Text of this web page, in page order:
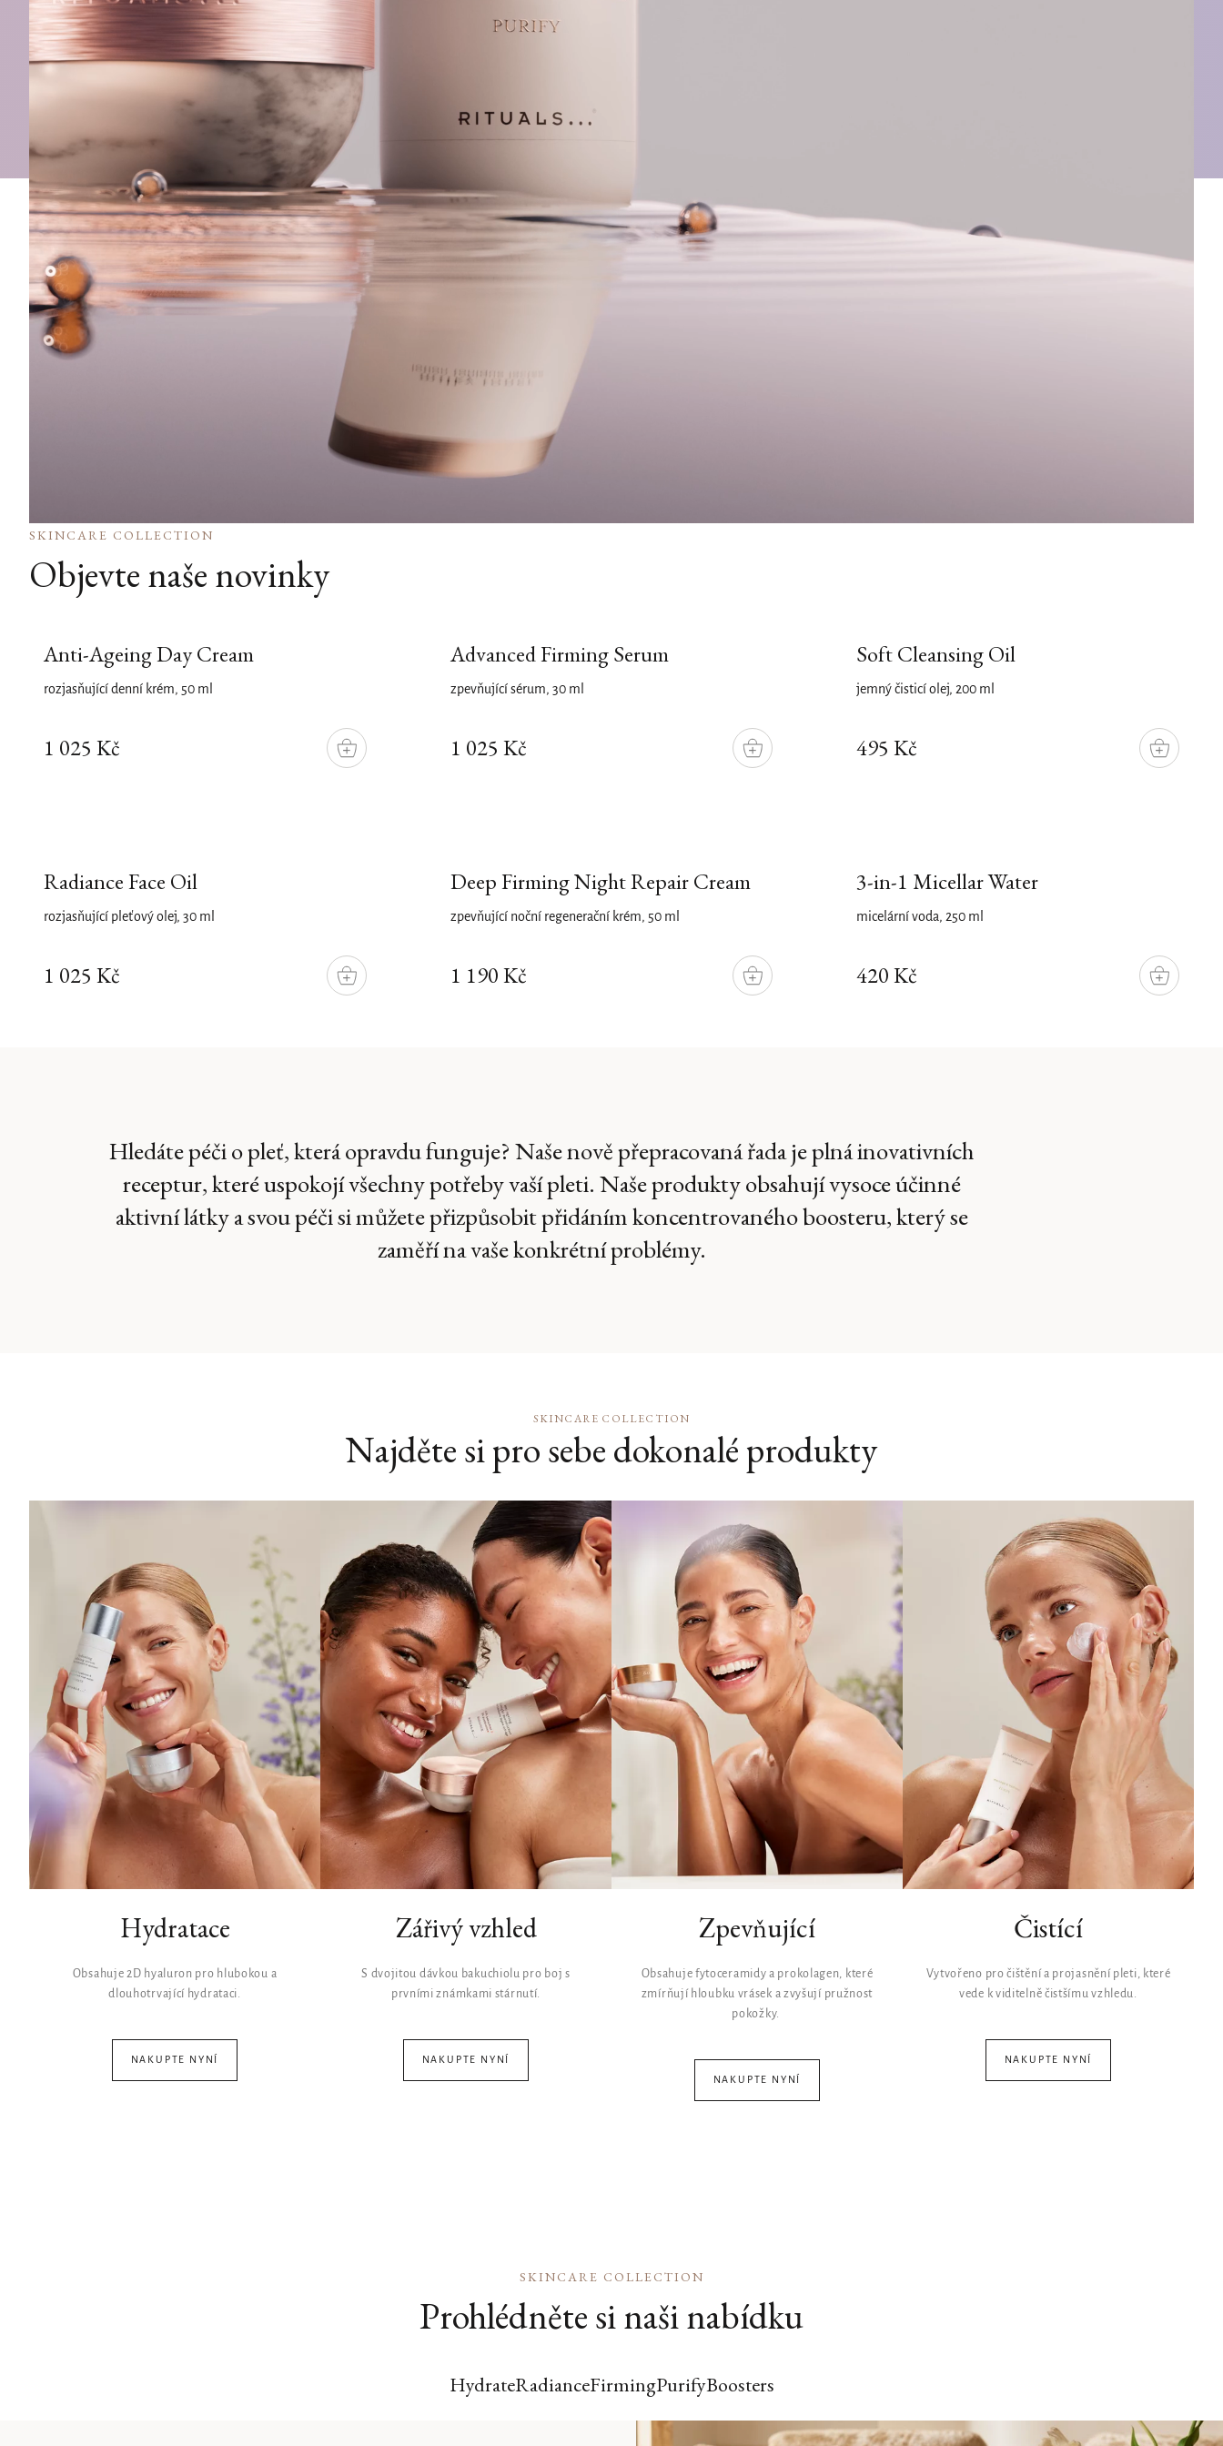
SKINCARE COLLECTION
Objevte naše novinky
Anti-Ageing Day Cream
rozjasňující denní krém, 50 ml
1 025 Kč
DO
KOŠÍKU
Advanced Firming Serum
zpevňující sérum, 30 ml
1 025 Kč
DO
KOŠÍKU
Soft Cleansing Oil
jemný čisticí olej, 200 ml
495 Kč
DO
KOŠÍKU
Radiance Face Oil
rozjasňující pleťový olej, 30 ml
1 025 Kč
DO
KOŠÍKU
Deep Firming Night Repair Cream
zpevňující noční regenerační krém, 50 ml
1 190 Kč
DO
KOŠÍKU
3-in-1 Micellar Water
micelární voda, 250 ml
420 Kč
DO
KOŠÍKU
Hledáte péči o pleť, která opravdu funguje? Naše nově přepracovaná řada je plná inovativních
receptur, které uspokojí všechny potřeby vaší pleti. Naše produkty obsahují vysoce účinné
aktivní látky a svou péči si můžete přizpůsobit přidáním koncentrovaného boosteru, který se
zaměří na vaše konkrétní problémy.
SKINCARE COLLECTION
Najděte si pro sebe dokonalé produkty
Hydratace
Obsahuje 2D hyaluron pro hlubokou a
dlouhotrvající hydrataci.
NAKUPTE NYNÍ
Zářivý vzhled
S dvojitou dávkou bakuchiolu pro boj s
prvními známkami stárnutí.
NAKUPTE NYNÍ
Zpevňující
Obsahuje fytoceramidy a prokolagen, které
zmírňují hloubku vrásek a zvyšují pružnost
pokožky.
NAKUPTE NYNÍ
Čistící
Vytvořeno pro čištění a projasnění pleti, které
vede k viditelně čistšímu vzhledu.
NAKUPTE NYNÍ
SKINCARE COLLECTION
Prohlédněte si naši nabídku
HydrateRadianceFirmingPurifyBoosters